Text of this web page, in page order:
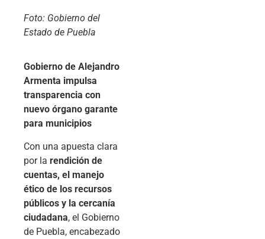
Foto: Gobierno del
Estado de Puebla
Gobierno de Alejandro
Armenta impulsa
transparencia con
nuevo órgano garante
para municipios
Con una apuesta clara
por la rendición de
cuentas, el manejo
ético de los recursos
públicos y la cercanía
ciudadana, el Gobierno
de Puebla, encabezado